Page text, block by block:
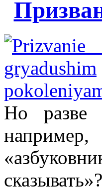
Но разве
например,
сказывать»?